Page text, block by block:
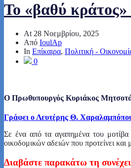
To «βαθύ
At 28 Νοεμβρίου, 2025
Από IoulAp
In Επίκαιρα, Πολιτική -
0
Ο Πρωθυπουργός Κυριάκος
Γράφει ο Λευτέρης Θ.
Σε ένα από τα αγαπημένα του
οικοδομικών αδειών που προτείνει
Διαβάστε παρακάτω τη